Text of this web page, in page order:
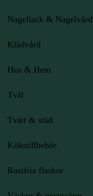
Nagellack & Nagelvård
Klädvård
Hus & Hem
Tvål
Tvätt & städ
Kökstillbehör
Rostfria flaskor